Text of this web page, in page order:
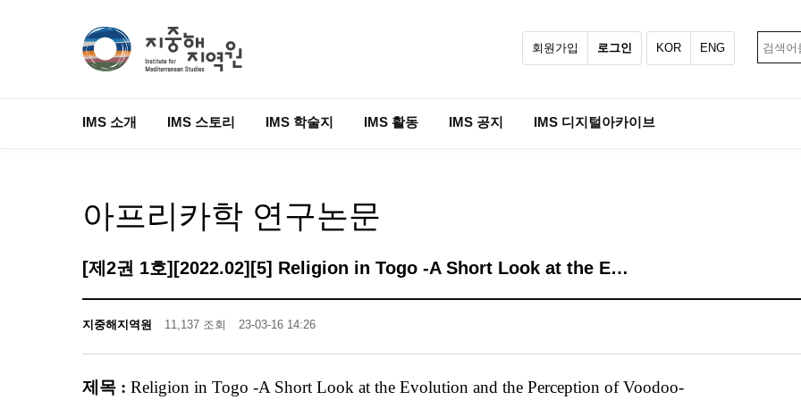
회원가입 로그인 KOR ENG
IMS 소개 IMS 스토리 IMS 학술지 IMS 활동 IMS 공지 IMS 디지털아카이브
아프리카학 연구논문
[제2권 1호][2022.02][5] Religion in Togo -A Short Look at the E…
지중해지역원 11,137 조회 23-03-16 14:26
제목 : Religion in Togo -A Short Look at the Evolution and the Perception of Voodoo-